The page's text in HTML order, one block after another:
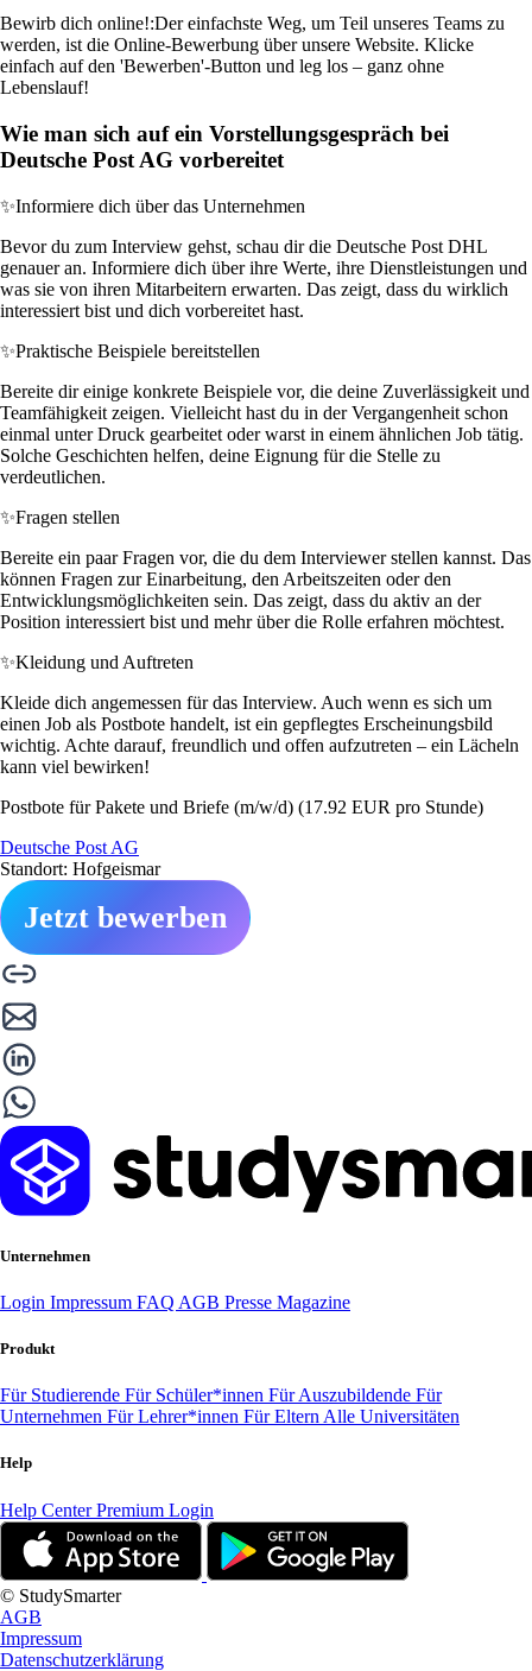
Bewirb dich online!:Der einfachste Weg, um Teil unseres Teams zu
werden, ist die Online-Bewerbung über unsere Website. Klicke
einfach auf den 'Bewerben'-Button und leg los – ganz ohne
Lebenslauf!
Wie man sich auf ein Vorstellungsgespräch bei
Deutsche Post AG vorbereitet
✨Informiere dich über das Unternehmen
Bevor du zum Interview gehst, schau dir die Deutsche Post DHL
genauer an. Informiere dich über ihre Werte, ihre Dienstleistungen und
was sie von ihren Mitarbeitern erwarten. Das zeigt, dass du wirklich
interessiert bist und dich vorbereitet hast.
✨Praktische Beispiele bereitstellen
Bereite dir einige konkrete Beispiele vor, die deine Zuverlässigkeit und
Teamfähigkeit zeigen. Vielleicht hast du in der Vergangenheit schon
einmal unter Druck gearbeitet oder warst in einem ähnlichen Job tätig.
Solche Geschichten helfen, deine Eignung für die Stelle zu
verdeutlichen.
✨Fragen stellen
Bereite ein paar Fragen vor, die du dem Interviewer stellen kannst. Das
können Fragen zur Einarbeitung, den Arbeitszeiten oder den
Entwicklungsmöglichkeiten sein. Das zeigt, dass du aktiv an der
Position interessiert bist und mehr über die Rolle erfahren möchtest.
✨Kleidung und Auftreten
Kleide dich angemessen für das Interview. Auch wenn es sich um
einen Job als Postbote handelt, ist ein gepflegtes Erscheinungsbild
wichtig. Achte darauf, freundlich und offen aufzutreten – ein Lächeln
kann viel bewirken!
Postbote für Pakete und Briefe (m/w/d) (17.92 EUR pro Stunde)
Deutsche Post AG
Standort: Hofgeismar
Jetzt bewerben
Unternehmen
Login Impressum FAQ AGB Presse Magazine
Produkt
Für Studierende Für Schüler*innen Für Auszubildende Für
Unternehmen Für Lehrer*innen Für Eltern Alle Universitäten
Help
Help CenterPremium Login
© StudySmarter
AGB
Impressum
Datenschutzerklärung